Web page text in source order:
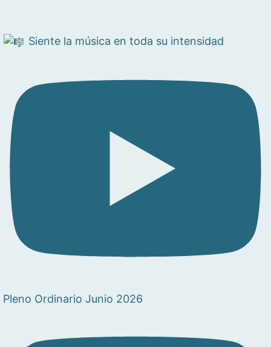
Siente la música en toda su intensidad
Pleno Ordinario Junio 2026